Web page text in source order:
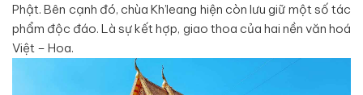
Phật. Bên cạnh đó, chùa Kh’leang hiện còn lưu giữ một số tác
phẩm độc đáo. Là sự kết hợp, giao thoa của hai nền văn hoá
Việt – Hoa.